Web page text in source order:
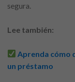
segura.
Lee también:
Aprenda cómo
un préstamo